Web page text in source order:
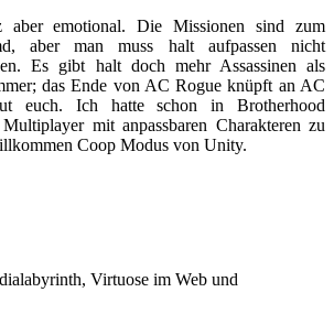
emotional. Die Missionen sind zum
aber man muss halt aufpassen nicht
Es gibt halt doch mehr Assassinen als
das Ende von AC Rogue knüpft an AC
euch. Ich hatte schon in Brotherhood
mit anpassbaren Charakteren zu
Coop Modus von Unity.
Virtuose im Web und